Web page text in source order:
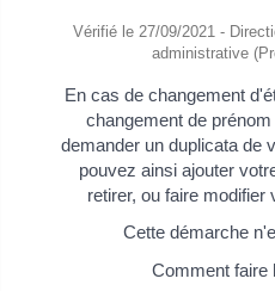
Vérifié le 27/09/2021 -
administrative
En cas de changement
changement de
demander un duplicata de
pouvez ainsi ajouter
retirer, ou faire
Cette démarche
Comment faire